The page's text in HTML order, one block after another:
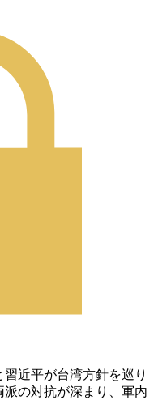
近平が台湾方針を巡り
の対抗が深まり、軍内